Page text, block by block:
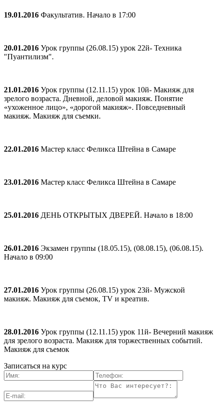
19.01.2016 Факультатив. Начало в 17:00
20.01.2016 Урок группы (26.08.15) урок 22й- Техника
"Пуантилизм".
21.01.2016 Урок группы (12.11.15) урок 10й- Макияж для
зрелого возраста. Дневной, деловой макияж. Понятие
«ухоженное лицо», «дорогой макияж». Повседневный
макияж. Макияж для съемки.
22.01.2016 Мастер класс Феликса Штейна в Самаре
23.01.2016 Мастер класс Феликса Штейна в Самаре
25.01.2016 ДЕНЬ ОТКРЫТЫХ ДВЕРЕЙ. Начало в 18:00
26.01.2016 Экзамен группы (18.05.15), (08.08.15), (06.08.15).
Начало в 09:00
27.01.2016 Урок группы (26.08.15) урок 23й- Мужской
макияж. Макияж для съемок, TV и креатив.
28.01.2016 Урок группы (12.11.15) урок 11й- Вечерний макияж
для зрелого возраста. Макияж для торжественных событий.
Макияж для съемок
Записаться на курс